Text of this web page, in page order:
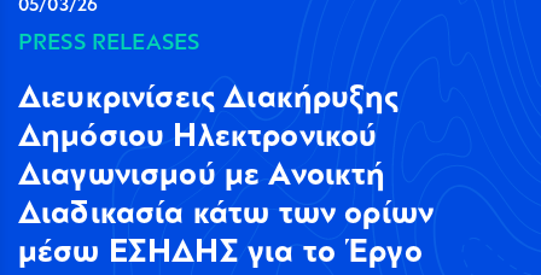
05/03/26
PRESS RELEASES
Διευκρινίσεις Διακήρυξης
Δημόσιου Ηλεκτρονικού
Διαγωνισμού με Ανοικτή
Διαδικασία κάτω των ορίων
μέσω ΕΣΗΔΗΣ για το Έργο